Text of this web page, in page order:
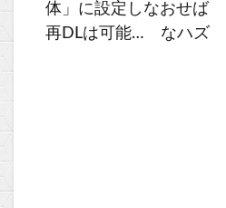
体」に設定しなおせば
再DLは可能… なハズ